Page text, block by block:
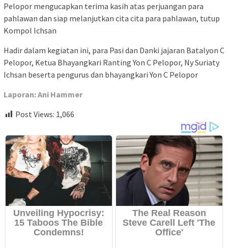
Pelopor mengucapkan terima kasih atas perjuangan para
pahlawan dan siap melanjutkan cita cita para pahlawan, tutup
Kompol Ichsan
Hadir dalam kegiatan ini, para Pasi dan Danki jajaran Batalyon C
Pelopor, Ketua Bhayangkari Ranting Yon C Pelopor, Ny Suriaty
Ichsan beserta pengurus dan bhayangkari Yon C Pelopor
Laporan: Ani Hammer
Post Views: 1,066